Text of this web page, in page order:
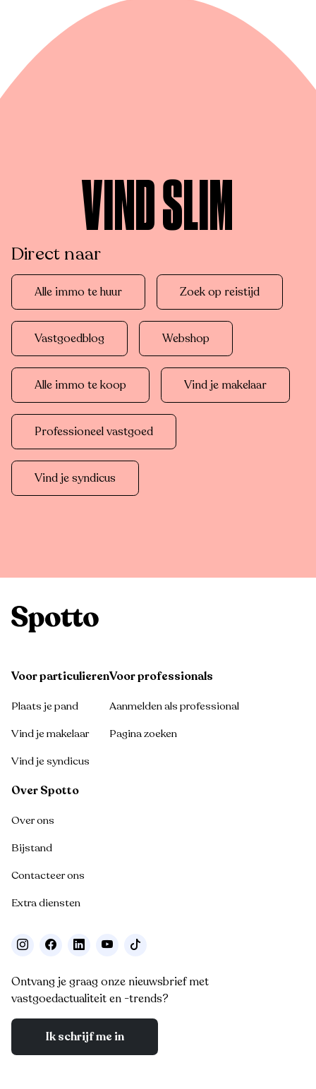
VIND SLIM
Direct naar
Alle immo te huur Zoek op reistijd
Vastgoedblog Webshop
Alle immo te koop Vind je makelaar
Professioneel vastgoed
Vind je syndicus
Voor particulieren
Plaats je pand
Vind je makelaar
Vind je syndicus
Voor professionals
Aanmelden als professional
Pagina zoeken
Over Spotto
Over ons
Bijstand
Contacteer ons
Extra diensten
Ontvang je graag onze nieuwsbrief met
vastgoedactualiteit en -trends?
Ik schrijf me in